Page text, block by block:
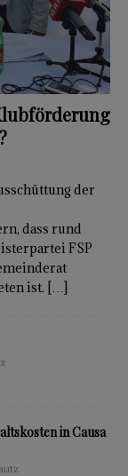
der
dass rund
FSP
ist. […]
in Causa